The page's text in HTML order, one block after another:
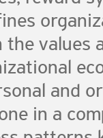
values
and
in a